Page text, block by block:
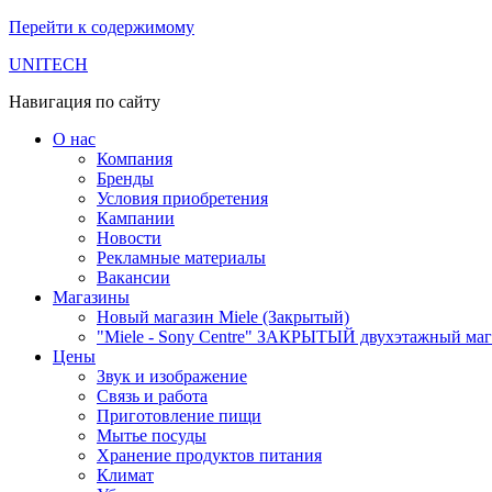
Перейти к содержимому
UNITECH
Навигация по сайту
О нас
Компания
Бренды
Условия приобретения
Кампании
Новости
Рекламные материалы
Вакансии
Магазины
Новый магазин Miele (Закрытый)
"Miele - Sony Centre" ЗАКРЫТЫЙ двухэтажный
Цены
Звук и изображение
Связь и работа
Приготовление пищи
Мытье посуды
Хранение продуктов питания
Климат